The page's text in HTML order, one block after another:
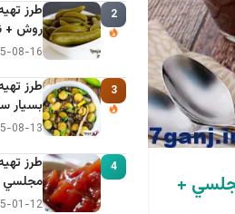
+
2
روش +
08-16
3
بسيار
08-13
4
طرز
مجلسي
01-12